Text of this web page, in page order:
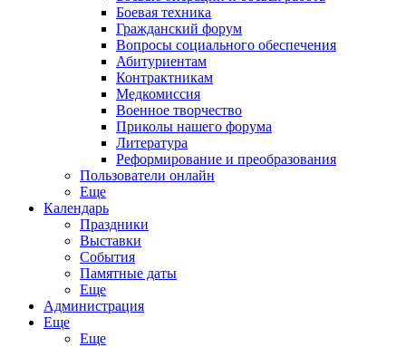
Боевая техника
Гражданский форум
Вопросы социального обеспечения
Абитуриентам
Контрактникам
Медкомиссия
Военное творчество
Приколы нашего форума
Литература
Реформирование и преобразования
Пользователи онлайн
Еще
Календарь
Праздники
Выставки
События
Памятные даты
Еще
Администрация
Еще
Еще